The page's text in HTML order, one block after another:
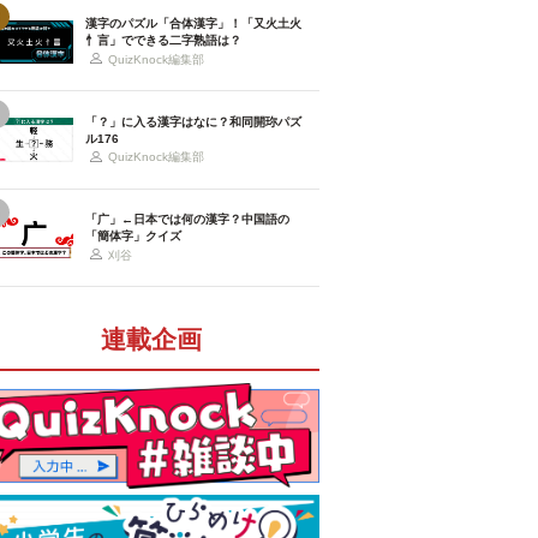
漢字のパズル「合体漢字」！「又火土火
忄言」でできる二字熟語は？
QuizKnock編集部
「？」に入る漢字はなに？和同開珎パズ
ル176
QuizKnock編集部
「广」←日本では何の漢字？中国語の
「簡体字」クイズ
刈谷
連載企画